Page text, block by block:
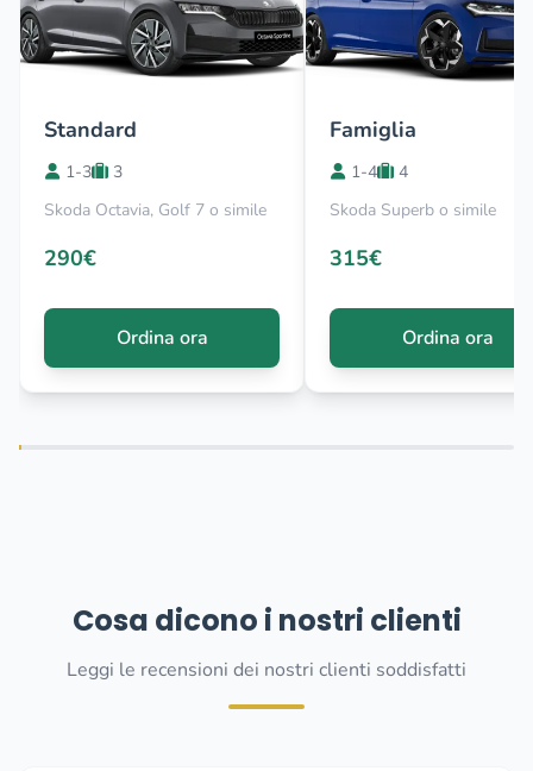
Standard
1-3
3
Skoda Octavia, Golf 7 o simile
290€
Ordina ora
Famiglia
1-4
4
Skoda Superb o simile
315€
Ordina ora
Cosa dicono i nostri clienti
Leggi le recensioni dei nostri clienti soddisfatti